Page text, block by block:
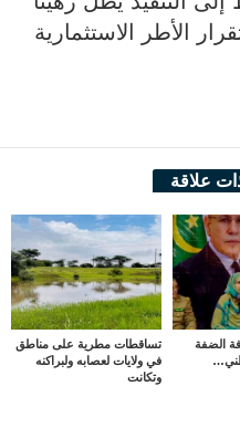
الأطر الاستثمارية
علاقة
الضفة
تساقطات مطرية على مناطق
في ولايات لعصابه ولبراكنه
وتكانت